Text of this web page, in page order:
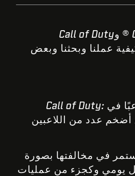
® وCall of Duty
عملنا وبحثنا وبعض
Call of Duty:
أضخم عدد من اللاعبين
في مخالفتها بصورة
يومي وكجزء من عمليات